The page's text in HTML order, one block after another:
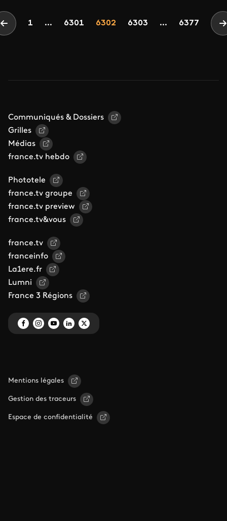
Pagination
Page précédente
1 ... Page
6301 Page
6302 Page
6303 ... 6377
Communiqués & Dossiers
Grilles
Médias
france.tv hebdo
Phototele
france.tv groupe
france.tv preview
france.tv&vous
france.tv
franceinfo
La1ere.fr
Lumni
France 3 Régions
Mentions légales
Gestion des traceurs
Espace de confidentialité